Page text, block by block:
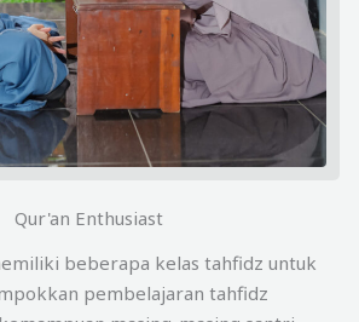
Qur'an Enthusiast
beberapa kelas tahfidz untuk
pembelajaran tahfidz